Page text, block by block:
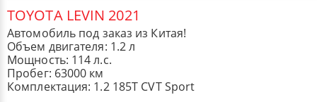
TOYOTA LEVIN 2021
Автомобиль под заказ из Китая!
Объем двигателя: 1.2 л
Мощность: 114 л.с.
Пробег: 63000 км
Комплектация: 1.2 185T CVT Sport